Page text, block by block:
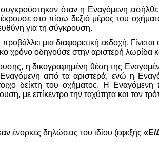
όταν η Εναγόμενη
στο πίσω δεξιό μέρος του
για τη σύγκρουση.
μια διαφορετική εκδοχή.
χρόνο οδηγούσε στην αριστερή λωρίδα
η δικογραφημένη θέση της
από τα αριστερά, ενώ η
δείκτη του οχήματος. Η Εναγόμενη
με επίκεντρο την ταχύτητα και
ένορκες δηλώσεις του ιδίου (εφεξής «Ε/